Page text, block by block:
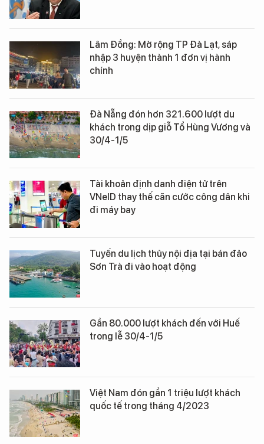
Lâm Đồng: Mở rộng TP Đà Lạt, sáp
nhập 3 huyện thành 1 đơn vị hành
chính
Đà Nẵng đón hơn 321.600 lượt du
khách trong dịp giỗ Tổ Hùng Vương và
30/4-1/5
Tài khoản định danh điện tử trên
VNeID thay thế căn cước công dân khi
đi máy bay
Tuyến du lịch thủy nội địa tại bán đảo
Sơn Trà đi vào hoạt động
Gần 80.000 lượt khách đến với Huế
trong lễ 30/4-1/5
Việt Nam đón gần 1 triệu lượt khách
quốc tế trong tháng 4/2023